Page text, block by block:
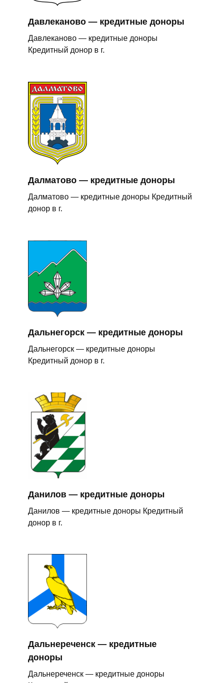
Давлеканово — кредитные доноры
Давлеканово — кредитные доноры
Кредитный донор в г.
Далматово — кредитные доноры
Далматово — кредитные доноры Кредитный
донор в г.
Дальнегорск — кредитные доноры
Дальнегорск — кредитные доноры
Кредитный донор в г.
Данилов — кредитные доноры
Данилов — кредитные доноры Кредитный
донор в г.
Дальнереченск — кредитные
доноры
Дальнереченск — кредитные доноры